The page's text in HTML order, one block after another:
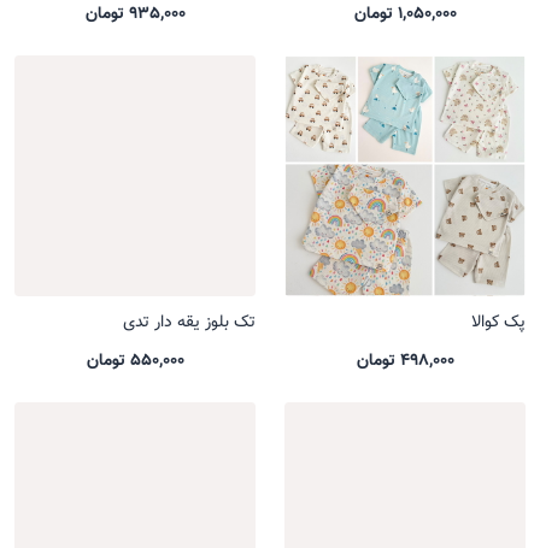
1,050,000 تومان
935,000 تومان
پک کوالا
498,000 تومان
تک بلوز یقه دار تدی
550,000 تومان